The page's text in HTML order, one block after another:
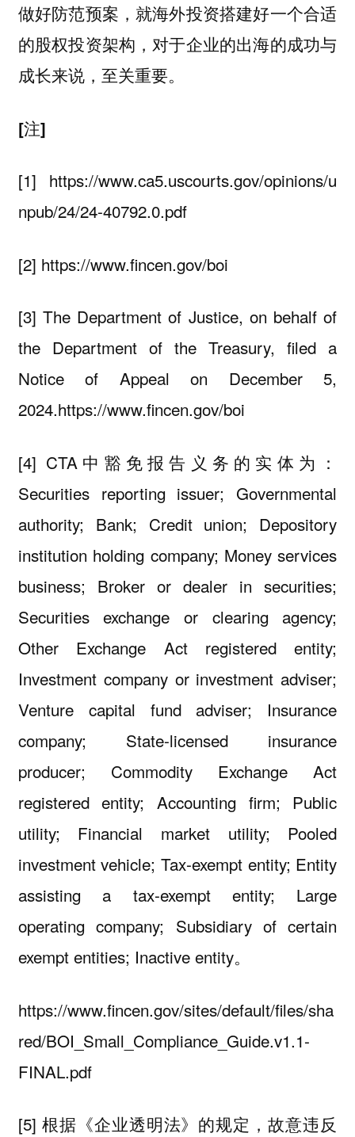
做好防范预案，就海外投资搭建好一个合适
的股权投资架构，对于企业的出海的成功与
成长来说，至关重要。
[注]
[1] https://www.ca5.uscourts.gov/opinions/u
npub/24/24-40792.0.pdf
[2] https://www.fincen.gov/boi
[3] The Department of Justice, on behalf of
the Department of the Treasury, filed a
Notice of Appeal on December 5,
2024.https://www.fincen.gov/boi
[4] CTA中豁免报告义务的实体为：
Securities reporting issuer; Governmental
authority; Bank; Credit union; Depository
institution holding company; Money services
business; Broker or dealer in securities;
Securities exchange or clearing agency;
Other Exchange Act registered entity;
Investment company or investment adviser;
Venture capital fund adviser; Insurance
company; State-licensed insurance
producer; Commodity Exchange Act
registered entity; Accounting firm; Public
utility; Financial market utility; Pooled
investment vehicle; Tax-exempt entity; Entity
assisting a tax-exempt entity; Large
operating company; Subsidiary of certain
exempt entities; Inactive entity。
https://www.fincen.gov/sites/default/files/sha
red/BOI_Small_Compliance_Guide.v1.1-
FINAL.pdf
[5] 根据《企业透明法》的规定，故意违反